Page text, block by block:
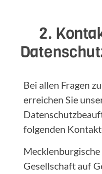
2.
Bei allen Fragen
erreichen Sie
folgenden
Gesellschaft auf